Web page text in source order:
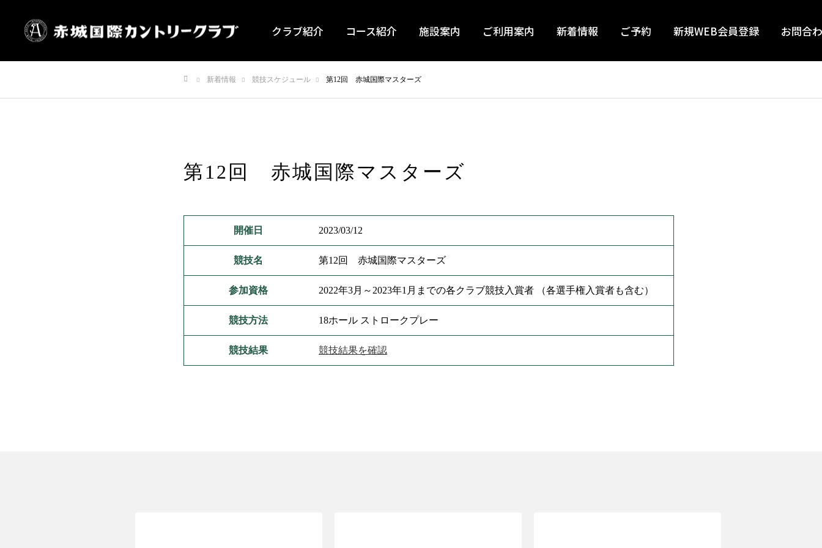
クラブ紹介 コース紹介 施設案内 ご利用案内 新着情報 ご予約 新規WEB会員登録 お問合
新着情報 競技スケジュール 第12回 赤城国際マスターズ
第12回 赤城国際マスターズ
開催日 2023/03/12
競技名 第12回 赤城国際マスターズ
参加資格 2022年3月～2023年1月までの各クラブ競技入賞者 （各選手権入賞者も含む）
競技方法 18ホール ストロークプレー
競技結果 競技結果を確認